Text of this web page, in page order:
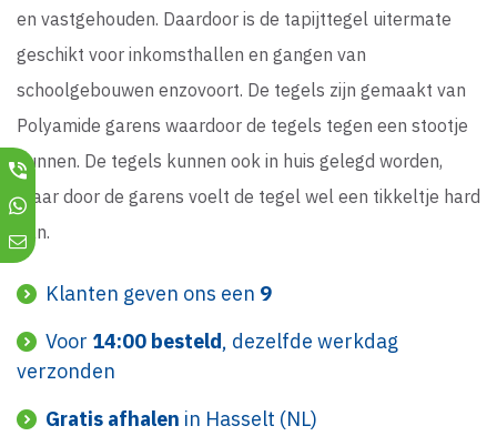
en vastgehouden. Daardoor is de tapijttegel uitermate
geschikt voor inkomsthallen en gangen van
schoolgebouwen enzovoort. De tegels zijn gemaakt van
Polyamide garens waardoor de tegels tegen een stootje
kunnen. De tegels kunnen ook in huis gelegd worden,
maar door de garens voelt de tegel wel een tikkeltje hard
aan.
Klanten geven ons een 9
Voor 14:00 besteld, dezelfde werkdag
verzonden
Gratis afhalen in Hasselt (NL)